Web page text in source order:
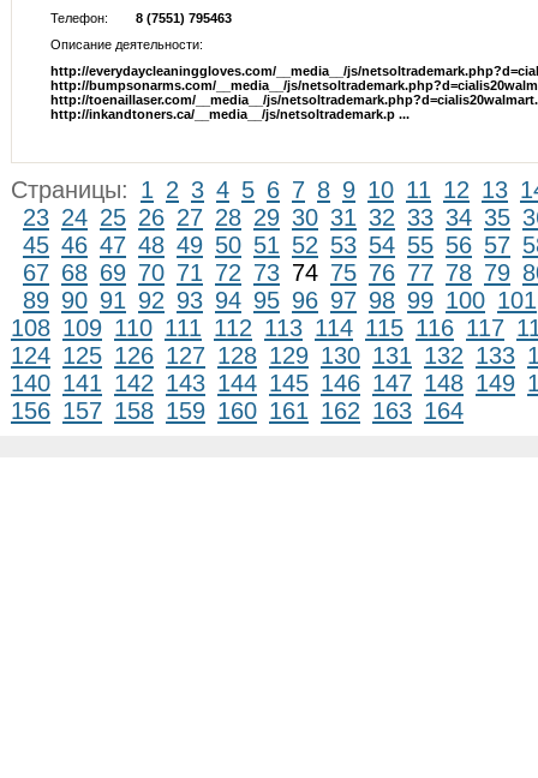
Телефон:
8 (7551) 795463
Описание деятельности:
http://everydaycleaninggloves.com/__media__/js/
http://bumpsonarms.com/__media__/js/
http://toenaillaser.com/__media__/js/
http://inkandtoners.ca/__media__/js/netsoltrademark.p ...
Страницы: 1 2 3 4 5 6 7 8 9 10 11 12 13
23 24 25 26 27 28 29 30 31 32 33 34 35
45 46 47 48 49 50 51 52 53 54 55 56 57
67 68 69 70 71 72 73 74 75 76 77 78 79
89 90 91 92 93 94 95 96 97 98 99 100 101
108 109 110 111 112 113 114 115 116 117
124 125 126 127 128 129 130 131 132 133
140 141 142 143 144 145 146 147 148 149
156 157 158 159 160 161 162 163 164